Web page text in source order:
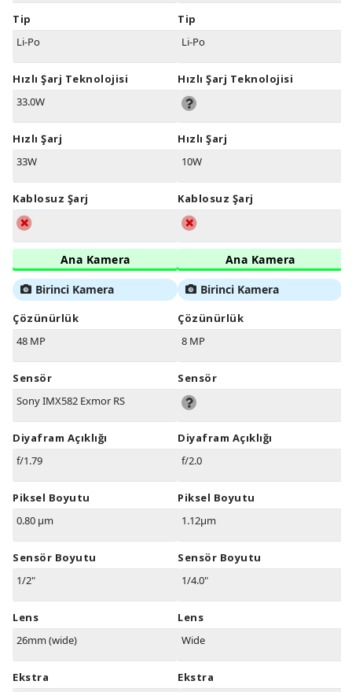
Tip
Li-Po
Hızlı Şarj Teknolojisi
33.0W
Hızlı Şarj
33W
Kablosuz Şarj
Ana Kamera
Birinci Kamera
Çözünürlük
48 MP
Sensör
Sony IMX582 Exmor RS
Diyafram Açıklığı
f/1.79
Piksel Boyutu
0.80 µm
Sensör Boyutu
1/2"
Lens
26mm (wide)
Ekstra
Tip
Li-Po
Hızlı Şarj Teknolojisi
Hızlı Şarj
10W
Kablosuz Şarj
Ana Kamera
Birinci Kamera
Çözünürlük
8 MP
Sensör
Diyafram Açıklığı
f/2.0
Piksel Boyutu
1.12µm
Sensör Boyutu
1/4.0"
Lens
Wide
Ekstra